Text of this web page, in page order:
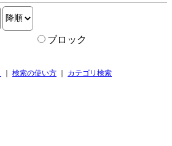
ブロック
｜ 検索の使い方 ｜ カテゴリ検索